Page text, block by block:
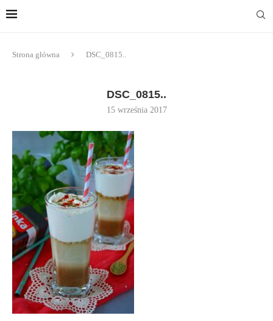
Strona główna DSC_0815..
DSC_0815..
15 września 2017